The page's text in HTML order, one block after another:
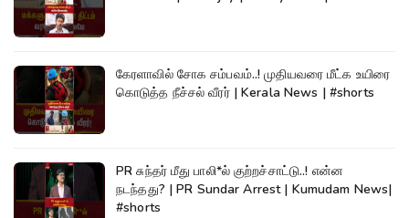
கேரளாவில் சோக சம்பவம்..! முதியவரை மீட்க உயிரை
கொடுத்த நீச்சல் வீரர் | Kerala News | #shorts
PR சுந்தர் மீது பாலி*ல் குற்றச்சாட்டு..! என்ன
நடந்தது? | PR Sundar Arrest | Kumudam News|
#shorts